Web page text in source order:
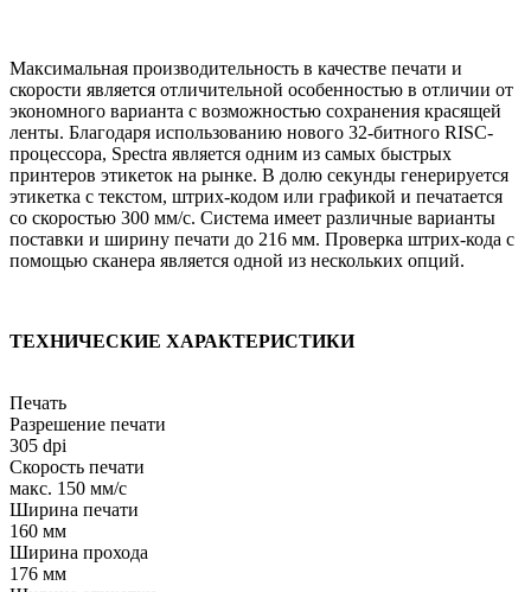
Максимальная производительность в качестве печати и
скорости является отличительной особенностью в отличии от
экономного варианта с возможностью сохранения красящей
ленты. Благодаря использованию нового 32-битного RISC-
процессора, Spectra является одним из самых быстрых
принтеров этикеток на рынке. В долю секунды генерируется
этикетка с текстом, штрих-кодом или графикой и печатается
со скоростью 300 мм/с. Система имеет различные варианты
поставки и ширину печати до 216 мм. Проверка штрих-кода с
помощью сканера является одной из нескольких опций.
ТЕХНИЧЕСКИЕ ХАРАКТЕРИСТИКИ
Печать
Разрешение печати
305 dpi
Скорость печати
макс. 150 мм/с
Ширина печати
160 мм
Ширина прохода
176 мм